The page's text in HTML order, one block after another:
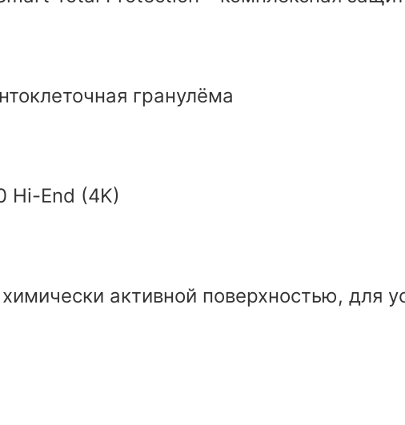
гранулёма
Hi-End (4K)
активной поверхностью, для